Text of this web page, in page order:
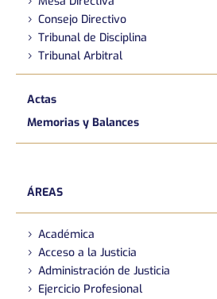
Consejo Directivo
Tribunal de Disciplina
Tribunal Arbitral
Actas
Memorias y Balances
ÁREAS
Académica
Acceso a la Justicia
Administración de Justicia
Ejercicio Profesional